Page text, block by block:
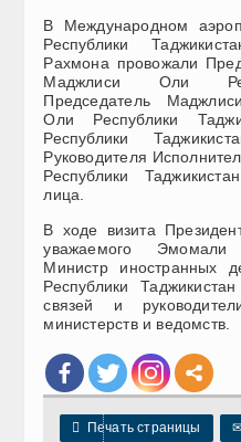
В Международном
Республики
Рахмона провожали
Маджлиси Оли
Председатель
Оли Республики
Республики
Руководителя
Республики
лица.
В ходе визита
уважаемого
Министр иностранных
Республики
связей и
министерств и ведомств.
 Печать страницы